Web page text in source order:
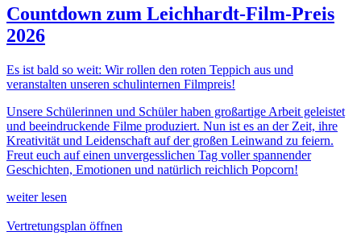
Countdown zum Leichhardt-Film-Preis
2026
Es ist bald so weit: Wir rollen den roten Teppich aus und
veranstalten unseren schulinternen Filmpreis!
Unsere Schülerinnen und Schüler haben großartige Arbeit geleistet
und beeindruckende Filme produziert. Nun ist es an der Zeit, ihre
Kreativität und Leidenschaft auf der großen Leinwand zu feiern.
Freut euch auf einen unvergesslichen Tag voller spannender
Geschichten, Emotionen und natürlich reichlich Popcorn!
weiter lesen
Vertretungsplan öffnen